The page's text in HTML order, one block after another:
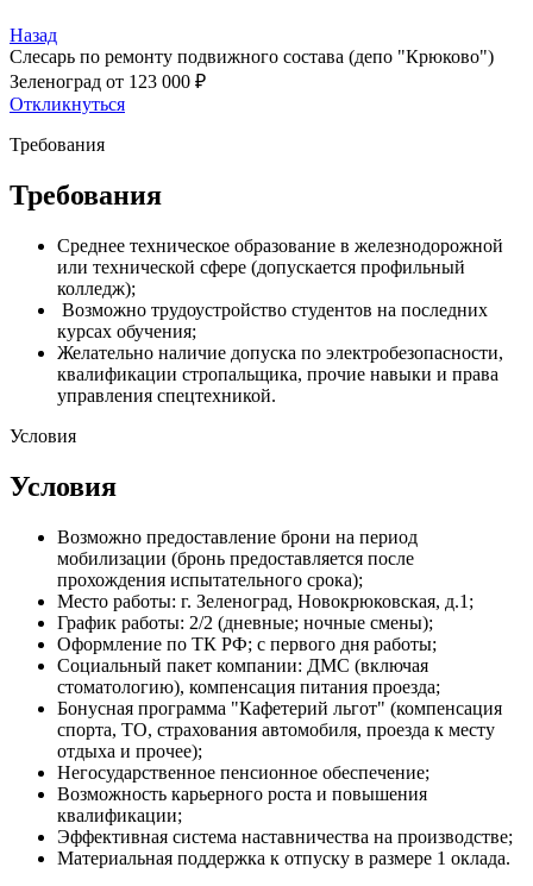
Назад
Слесарь по ремонту подвижного состава (депо "Крюково")
Зеленоград от 123 000 ₽
Откликнуться
Требования
Требования
Среднее техническое образование в железнодорожной
или технической сфере (допускается профильный
колледж);
Возможно трудоустройство студентов на последних
курсах обучения;
Желательно наличие допуска по электробезопасности,
квалификации стропальщика, прочие навыки и права
управления спецтехникой.
Условия
Условия
Возможно предоставление брони на период
мобилизации (бронь предоставляется после
прохождения испытательного срока);
Место работы: г. Зеленоград, Новокрюковская, д.1;
График работы: 2/2 (дневные; ночные смены);
Оформление по ТК РФ; с первого дня работы;
Социальный пакет компании: ДМС (включая
стоматологию), компенсация питания проезда;
Бонусная программа "Кафетерий льгот" (компенсация
спорта, ТО, страхования автомобиля, проезда к месту
отдыха и прочее);
Негосударственное пенсионное обеспечение;
Возможность карьерного роста и повышения
квалификации;
Эффективная система наставничества на производстве;
Материальная поддержка к отпуску в размере 1 оклада.